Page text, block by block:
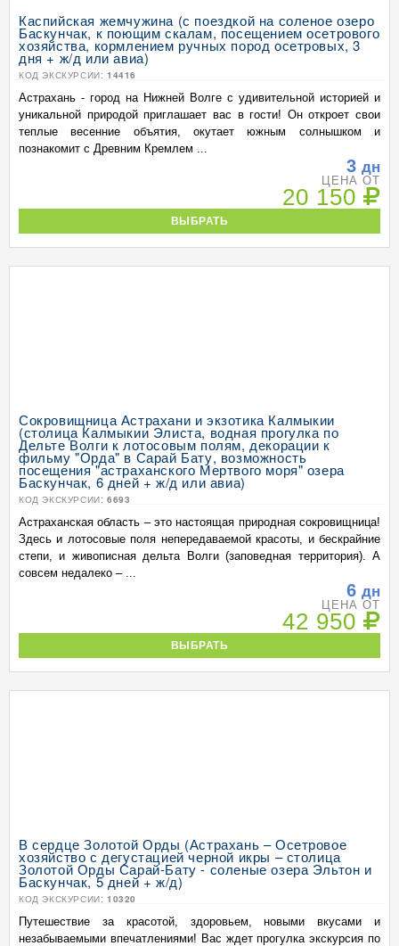
Каспийская жемчужина (с поездкой на соленое озеро
Баскунчак, к поющим скалам, посещением осетрового
хозяйства, кормлением ручных пород осетровых, 3
дня + ж/д или авиа)
КОД ЭКСКУРСИИ: 14416
Астрахань - город на Нижней Волге с удивительной историей и
уникальной природой приглашает вас в гости! Он откроет свои
теплые весенние объятия, окутает южным солнышком и
познакомит с Древним Кремлем ...
3 дн
ЦЕНА ОТ
20 150
ВЫБРАТЬ
Сокровищница Астрахани и экзотика Калмыкии
(столица Калмыкии Элиста, водная прогулка по
Дельте Волги к лотосовым полям, декорации к
фильму "Орда" в Сарай Бату, возможность
посещения "астраханского Мертвого моря" озера
Баскунчак, 6 дней + ж/д или авиа)
КОД ЭКСКУРСИИ: 6693
Астраханская область – это настоящая природная сокровищница!
Здесь и лотосовые поля непередаваемой красоты, и бескрайние
степи, и живописная дельта Волги (заповедная территория). А
совсем недалеко – ...
6 дн
ЦЕНА ОТ
42 950
ВЫБРАТЬ
В сердце Золотой Орды (Астрахань – Осетровое
хозяйство с дегустацией черной икры – столица
Золотой Орды Сарай-Бату - соленые озера Эльтон и
Баскунчак, 5 дней + ж/д)
КОД ЭКСКУРСИИ: 10320
Путешествие за красотой, здоровьем, новыми вкусами и
незабываемыми впечатлениями! Вас ждет прогулка экскурсия по